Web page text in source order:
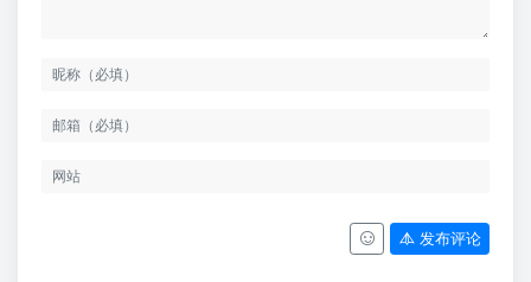
发布评论